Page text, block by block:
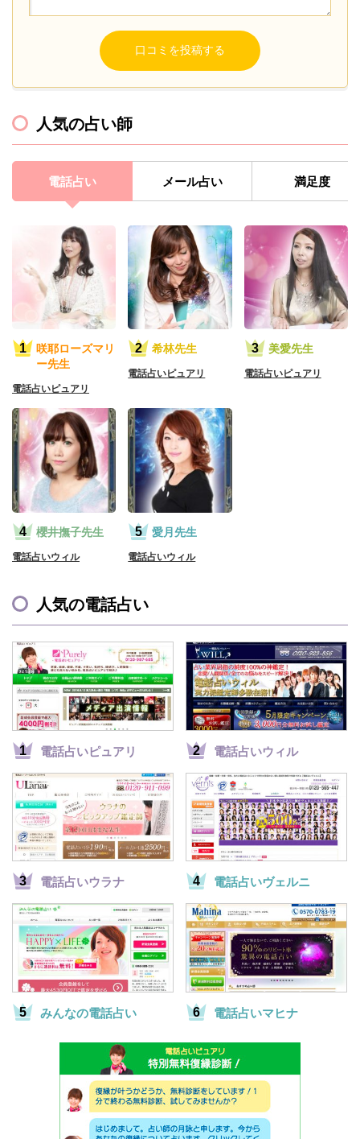
人気の占い師
電話占い メール占い 満足度
咲耶ローズマリ
ー先生
電話占いピュアリ
希林先生
電話占いピュアリ
美愛先生
電話占いピュアリ
櫻井撫子先生
電話占いウィル
愛月先生
電話占いウィル
人気の電話占い
電話占いピュアリ 電話占いウィル
電話占いウラナ 電話占いヴェルニ
みんなの電話占い 電話占いマヒナ